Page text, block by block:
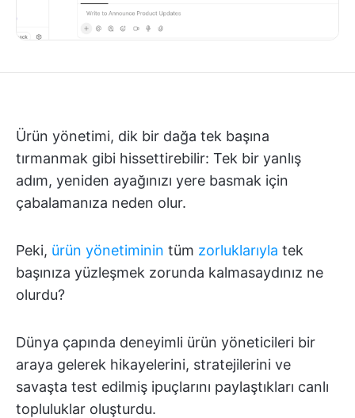
Ürün yönetimi, dik bir dağa tek başına
tırmanmak gibi hissettirebilir: Tek bir yanlış
adım, yeniden ayağınızı yere basmak için
çabalamanıza neden olur.
Peki, ürün yönetiminin tüm zorluklarıyla tek
başınıza yüzleşmek zorunda kalmasaydınız ne
olurdu?
Dünya çapında deneyimli ürün yöneticileri bir
araya gelerek hikayelerini, stratejilerini ve
savaşta test edilmiş ipuçlarını paylaştıkları canlı
topluluklar oluşturdu.